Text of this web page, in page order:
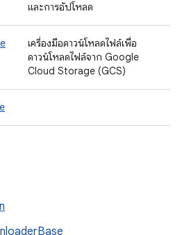
และการอัปโหลด
เครื่องมือดาวน์โหลดไฟล์เพื่อ
ดาวน์โหลดไฟล์จาก Google
Cloud Storage (GCS)